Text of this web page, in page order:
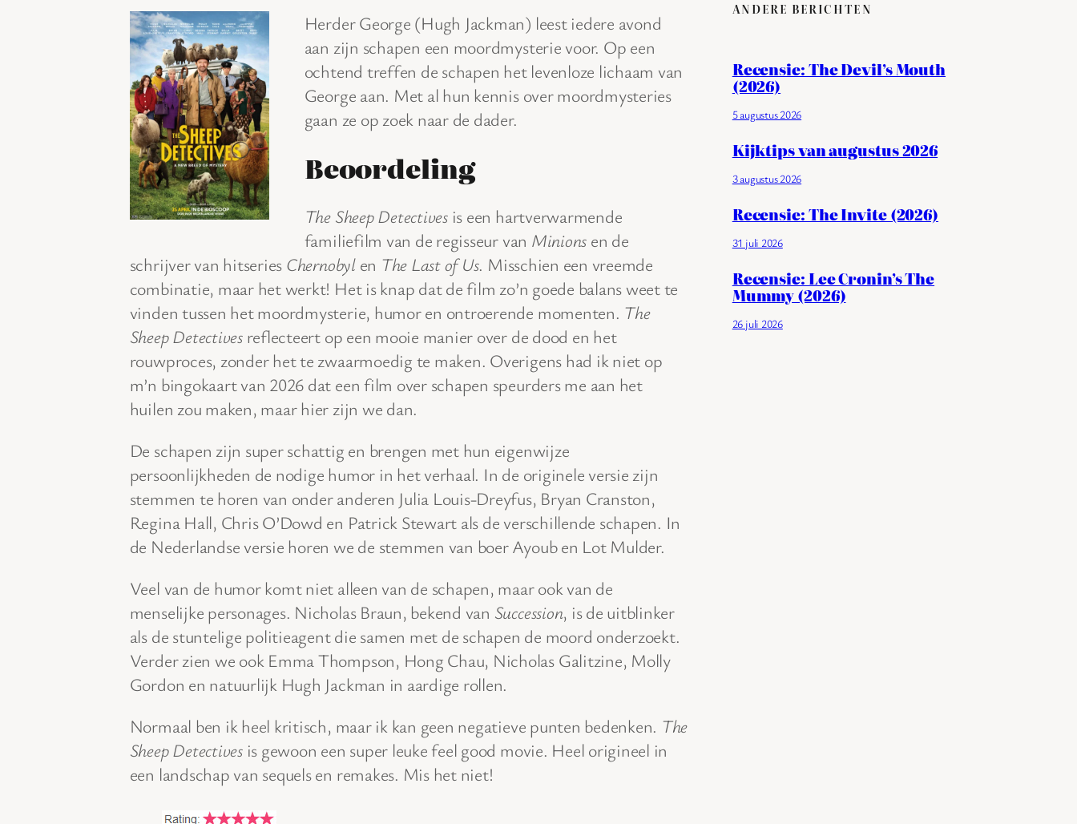
Herder George (Hugh Jackman) leest iedere avond
aan zijn schapen een moordmysterie voor. Op een
ochtend treffen de schapen het levenloze lichaam van
George aan. Met al hun kennis over moordmysteries
gaan ze op zoek naar de dader.
Beoordeling
The Sheep Detectivesis een hartverwarmende
familiefilm van de regisseur van Minions en de
schrijver van hitseries Chernobylen The Last of Us. Misschien een vreemde
combinatie, maar het werkt! Het is knap dat de film zo’n goede balans weet te
vinden tussen het moordmysterie, humor en ontroerende momenten. The
Sheep Detectivesreflecteert op een mooie manier over de dood en het
rouwproces, zonder het te zwaarmoedig te maken. Overigens had ik niet op
m’n bingokaart van 2026 dat een film over schapen speurders me aan het
huilen zou maken, maar hier zijn we dan.
De schapen zijn super schattig en brengen met hun eigenwijze
persoonlijkheden de nodige humor in het verhaal. In de originele versie zijn
stemmen te horen van onder anderen Julia Louis-Dreyfus, Bryan Cranston,
Regina Hall, Chris O’Dowd en Patrick Stewart als de verschillende schapen. In
de Nederlandse versie horen we de stemmen van boer Ayoub en Lot Mulder.
Veel van de humor komt niet alleen van de schapen, maar ook van de
menselijke personages. Nicholas Braun, bekend van Succession, is de uitblinker
als de stuntelige politieagent die samen met de schapen de moord onderzoekt.
Verder zien we ook Emma Thompson, Hong Chau, Nicholas Galitzine, Molly
Gordon en natuurlijk Hugh Jackman in aardige rollen.
Normaal ben ik heel kritisch, maar ik kan geen negatieve punten bedenken. The
Sheep Detectivesis gewoon een super leuke feel good movie. Heel origineel in
een landschap van sequels en remakes. Mis het niet!
ANDERE BERICHTEN
Recensie: The Devil’s Mouth
(2026)
5 augustus 2026
Kijktips van augustus 2026
3 augustus 2026
Recensie: The Invite (2026)
31 juli 2026
Recensie: Lee Cronin’s The
Mummy (2026)
26 juli 2026